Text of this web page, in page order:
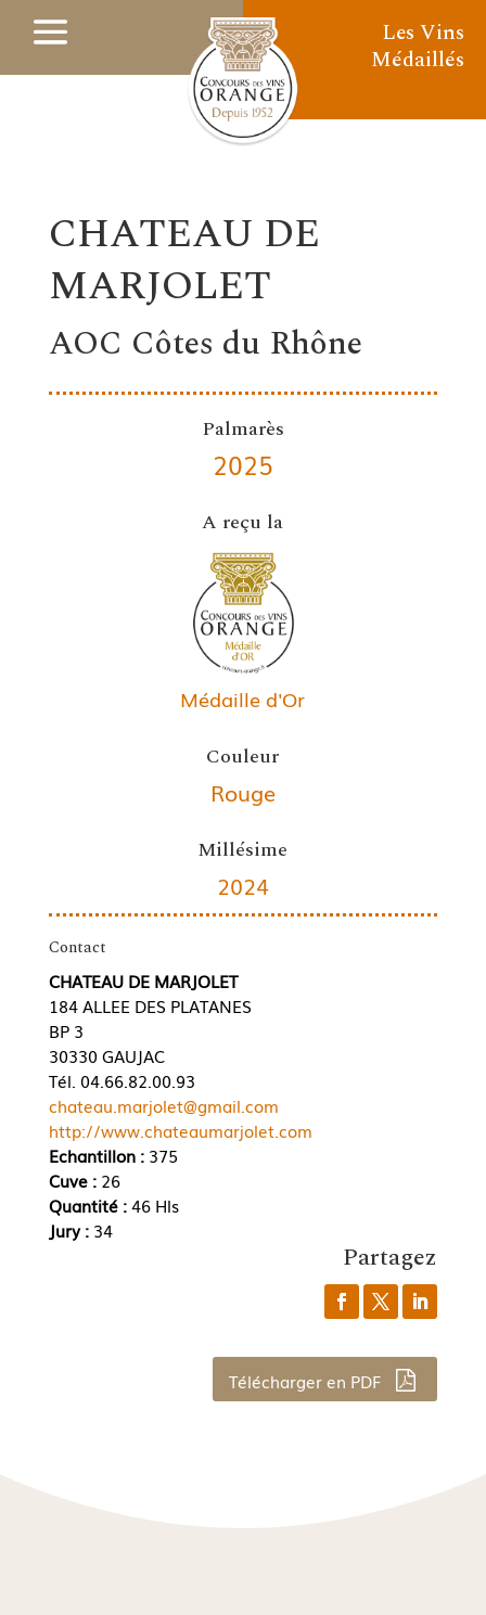
Les Vins
Médaillés
CHATEAU DE
MARJOLET
AOC Côtes du Rhône
Palmarès
2025
A reçu la
Médaille d'Or
Couleur
Rouge
Millésime
2024
Contact
CHATEAU DE MARJOLET
184 ALLEE DES PLATANES
BP 3
30330 GAUJAC
Tél. 04.66.82.00.93
chateau.marjolet@gmail.com
http://www.chateaumarjolet.com
Echantillon :375
Cuve : 26
Quantité :46 Hls
Jury : 34
Partagez
Télécharger en PDF